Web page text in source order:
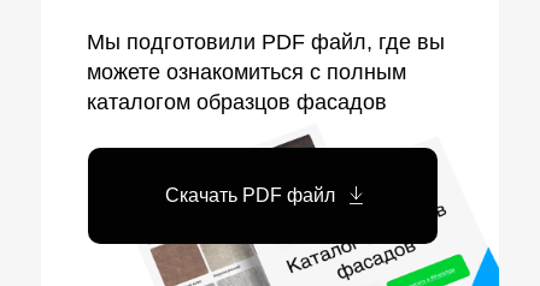
Скачать PDF файл
Мы подготовили PDF файл, где вы
можете ознакомиться с полным
каталогом образцов фасадов